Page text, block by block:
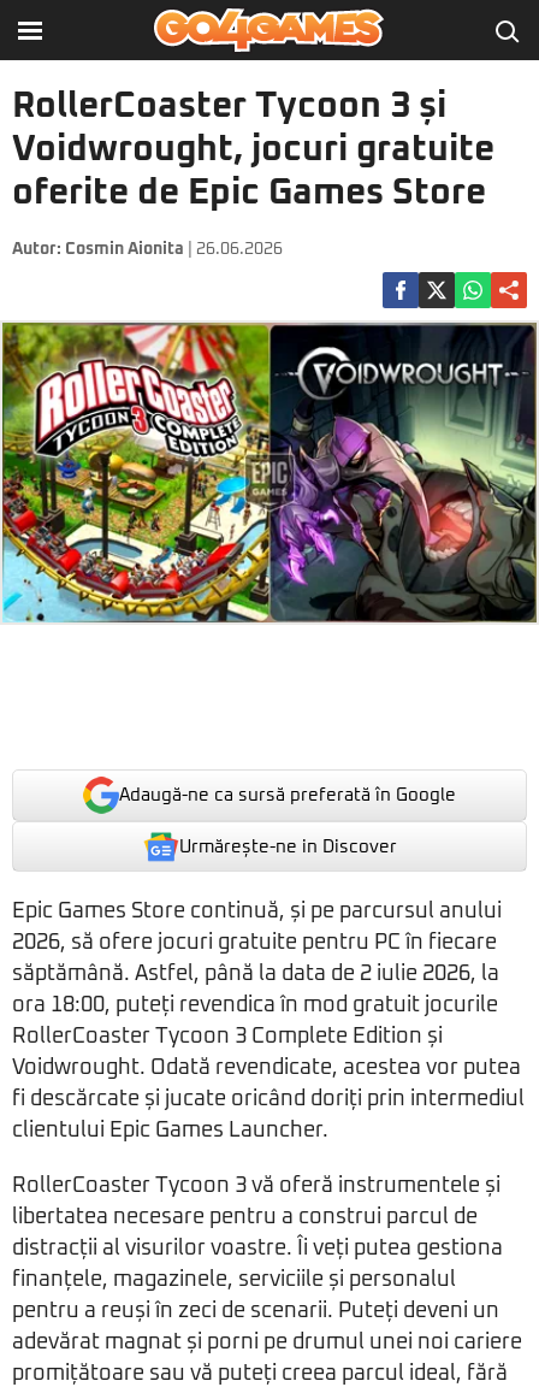
RollerCoaster Tycoon 3 și
Voidwrought, jocuri gratuite
oferite de Epic Games Store
Autor: Cosmin Aionita | 26.06.2026
Adaugă-ne ca sursă preferată în Google
Urmărește-ne in Discover
Epic Games Store continuă, și pe parcursul anului
2026, să ofere jocuri gratuite pentru PC în fiecare
săptămână. Astfel, până la data de 2 iulie 2026, la
ora 18:00, puteți revendica în mod gratuit jocurile
RollerCoaster Tycoon 3 Complete Edition și
Voidwrought. Odată revendicate, acestea vor putea
fi descărcate și jucate oricând doriți prin intermediul
clientului Epic Games Launcher.
RollerCoaster Tycoon 3 vă oferă instrumentele și
libertatea necesare pentru a construi parcul de
distracții al visurilor voastre. Îi veți putea gestiona
finanțele, magazinele, serviciile și personalul
pentru a reuși în zeci de scenarii. Puteți deveni un
adevărat magnat și porni pe drumul unei noi cariere
promițătoare sau vă puteți creea parcul ideal, fără